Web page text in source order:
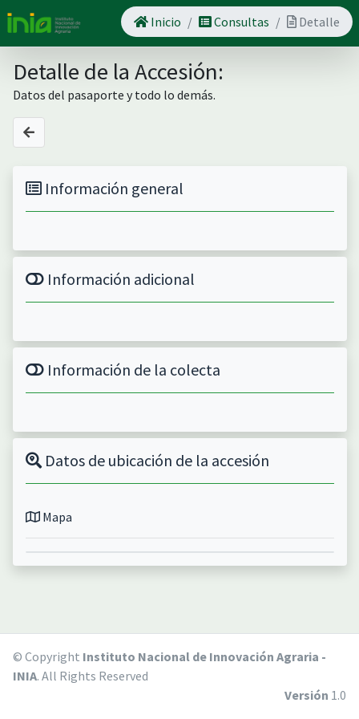
Inicio Consultas Detalle
Detalle de la Accesión:
Datos del pasaporte y todo lo demás.
Información general
Información adicional
Información de la colecta
Datos de ubicación de la accesión
Mapa
© Copyright Instituto Nacional de Innovación Agraria -
INIA. All Rights Reserved
Versión 1.0